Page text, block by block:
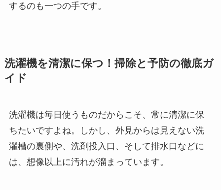
するのも一つの手です。
洗濯機を清潔に保つ！掃除と予防の徹底ガ
イド
洗濯機は毎日使うものだからこそ、常に清潔に保
ちたいですよね。しかし、外見からは見えない洗
濯槽の裏側や、洗剤投入口、そして排水口などに
は、想像以上に汚れが溜まっています。